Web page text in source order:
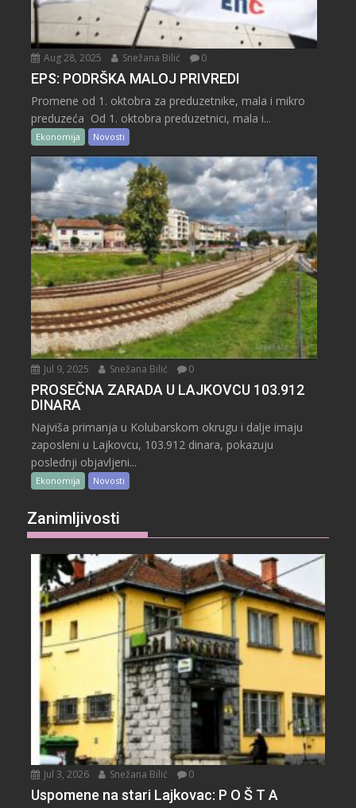
Aug 28, 2025 Snežana Bilić 0
EPS: PODRŠKA MALOJ PRIVREDI
Promene od 1. oktobra za preduzetnike, mala i mikro
preduzeća Od 1. oktobra preduzetnici, mala i...
Ekonomija Novosti
Jul 9, 2025 Snežana Bilić 0
PROSEČNA ZARADA U LAJKOVCU 103.912
DINARA
Najviša primanja u Kolubarskom okrugu i dalje imaju
zaposleni u Lajkovcu, 103.912 dinara, pokazuju
poslednji objavljeni...
Ekonomija Novosti
Zanimljivosti
Jul 3, 2026 Snežana Bilić 0
Uspomene na stari Lajkovac: P O Š T A